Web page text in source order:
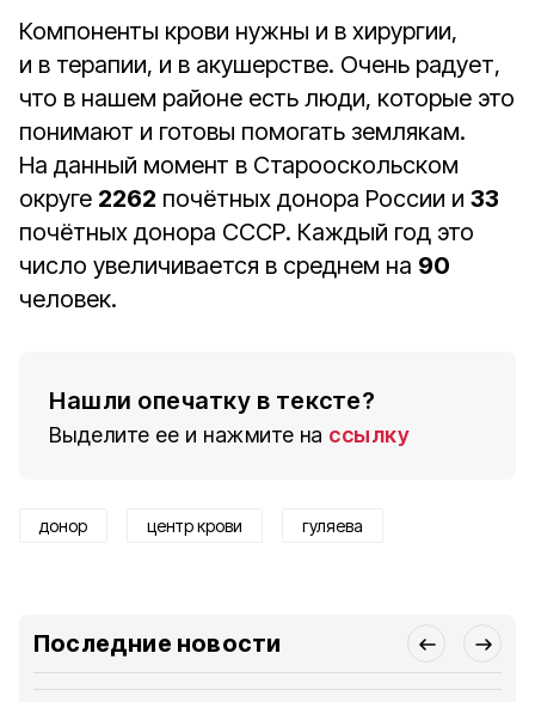
Компоненты крови нужны и в хи­рургии,
и в терапии, и в акушер­стве. Очень радует,
что в нашем районе есть люди, которые это
по­нимают и готовы помогать земля­кам.
На данный момент в Старооскольском
округе 2262 почётных донора России и 33
почётных до­нора СССР. Каждый год это
чис­ло увеличивается в среднем на 90
человек.
Нашли опечатку в тексте?
Выделите ее и нажмите на ссылку
донор центр крови гуляева
Последние новости